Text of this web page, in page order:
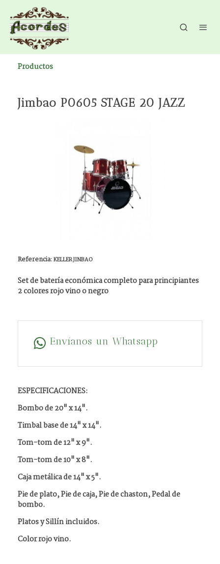
Productos
Jimbao P0605 STAGE 20 JAZZ
Referencia:KELLER JINBAO
Set de batería económica completo para principiantes
2 colores rojo vino o negro
Envíanos un Whatsapp
ESPECIFICACIONES:
Bombo de 20" x 14".
Timbal base de 14" x 14".
Tom-tom de 12" x 9".
Tom-tom de 10" x 8".
Caja metálica de 14" x 5".
Pie de plato, Pie de caja, Pie de chaston, Pedal de
bombo.
Platos y Sillín incluidos.
Color rojo vino.